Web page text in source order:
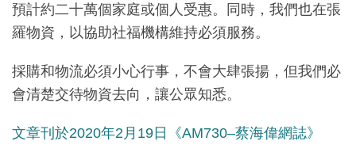
預計約二十萬個家庭或個人受惠。同時，我們也在張
羅物資，以協助社福機構維持必須服務。
採購和物流必須小心行事，不會大肆張揚，但我們必
會清楚交待物資去向，讓公眾知悉。
文章刊於2020年2 月19日《AM730–蔡海偉網誌》